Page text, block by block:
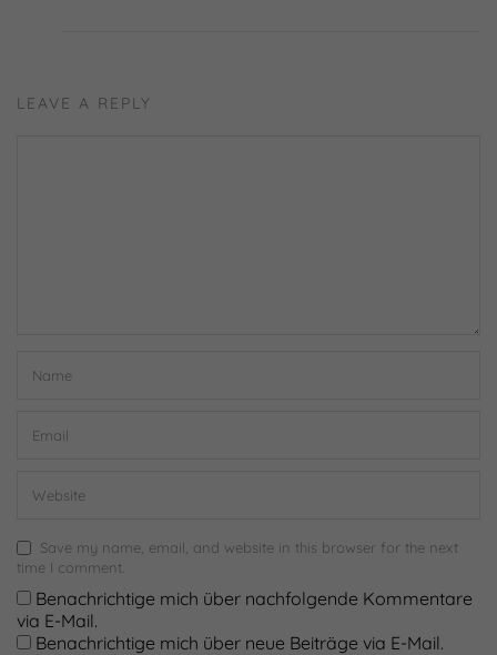
LEAVE A REPLY
Save my name, email, and website in this browser for the next
time I comment.
Benachrichtige mich über nachfolgende Kommentare
via E-Mail.
Benachrichtige mich über neue Beiträge via E-Mail.